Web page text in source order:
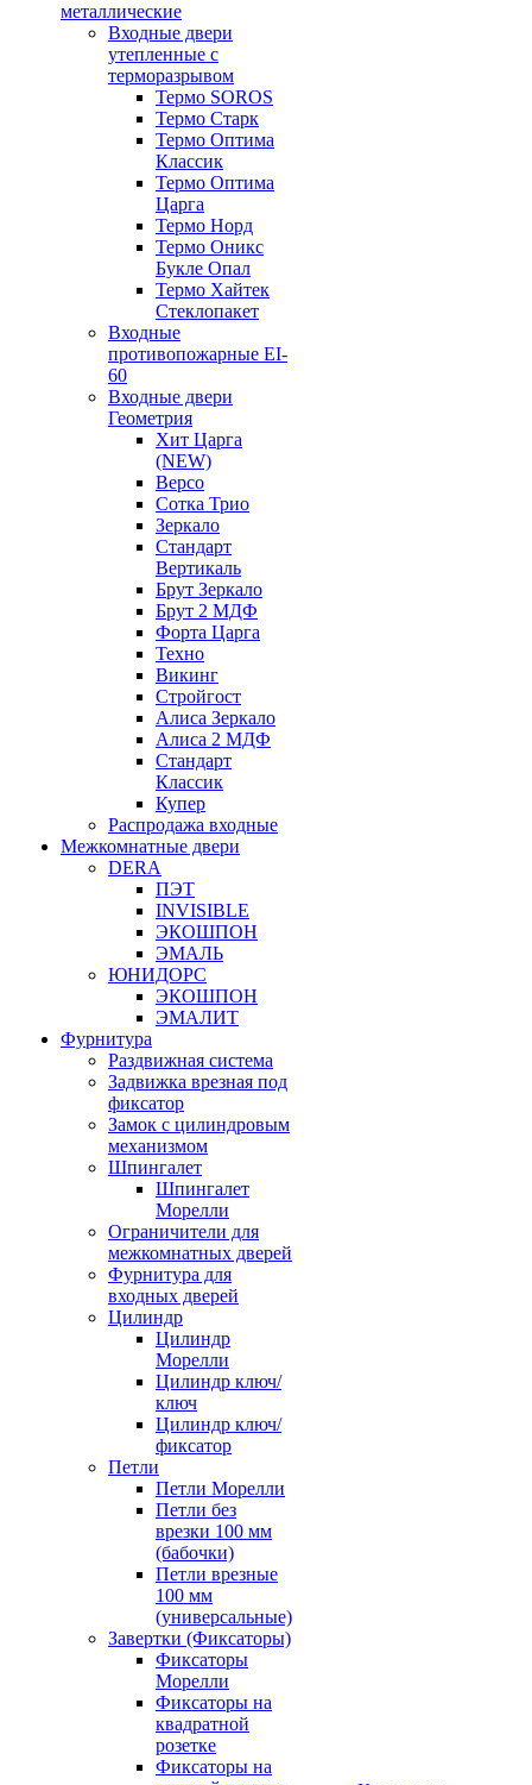
металлические
Входные двери
утепленные с
терморазрывом
Термо SOROS
Термо Старк
Термо Оптима
Классик
Термо Оптима
Царга
Термо Норд
Термо Оникс
Букле Опал
Термо Хайтек
Стеклопакет
Входные
противопожарные EI-
60
Входные двери
Геометрия
Хит Царга
(NEW)
Версо
Сотка Трио
Зеркало
Стандарт
Вертикаль
Брут Зеркало
Брут 2 МДФ
Форта Царга
Техно
Викинг
Стройгост
Алиса Зеркало
Алиса 2 МДФ
Стандарт
Классик
Купер
Распродажа входные
Межкомнатные двери
DERA
ПЭТ
INVISIBLE
ЭКОШПОН
ЭМАЛЬ
ЮНИДОРС
ЭКОШПОН
ЭМАЛИТ
Фурнитура
Раздвижная система
Задвижка врезная под
фиксатор
Замок с цилиндровым
механизмом
Шпингалет
Шпингалет
Морелли
Ограничители для
межкомнатных дверей
Фурнитура для
входных дверей
Цилиндр
Цилиндр
Морелли
Цилиндр ключ/
ключ
Цилиндр ключ/
фиксатор
Петли
Петли Морелли
Петли без
врезки 100 мм
(бабочки)
Петли врезные
100 мм
(универсальные)
Завертки (Фиксаторы)
Фиксаторы
Морелли
Фиксаторы на
квадратной
розетке
Фиксаторы на